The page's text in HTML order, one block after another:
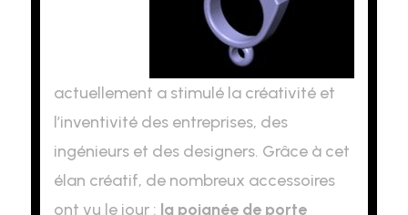
actuellement a stimulé la créativité et
l’inventivité des entreprises, des
ingénieurs et des designers. Grâce à cet
élan créatif, de nombreux accessoires
ont vu le jour : la poignée de porte